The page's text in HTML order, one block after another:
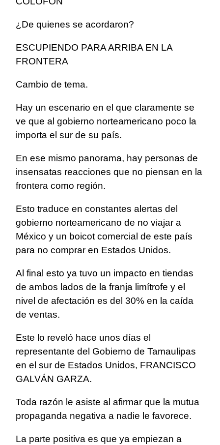
¿De quienes se acordaron?
ESCUPIENDO PARA ARRIBA EN LA
FRONTERA
Cambio de tema.
Hay un escenario en el que claramente se
ve que al gobierno norteamericano poco la
importa el sur de su país.
En ese mismo panorama, hay personas de
insensatas reacciones que no piensan en la
frontera como región.
Esto traduce en constantes alertas del
gobierno norteamericano de no viajar a
México y un boicot comercial de este país
para no comprar en Estados Unidos.
Al final esto ya tuvo un impacto en tiendas
de ambos lados de la franja limítrofe y el
nivel de afectación es del 30% en la caída
de ventas.
Este lo reveló hace unos días el
representante del Gobierno de Tamaulipas
en el sur de Estados Unidos, FRANCISCO
GALVÁN GARZA.
Toda razón le asiste al afirmar que la mutua
propaganda negativa a nadie le favorece.
La parte positiva es que ya empiezan a